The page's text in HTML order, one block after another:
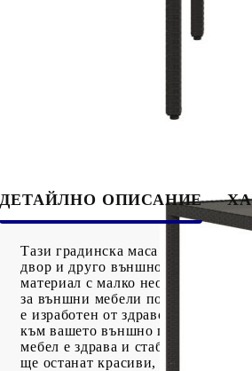
ДЕТАЙЛНО ОПИСАНИЕ
Тази градинска маса със
двор и друго външно
материал с малко необходима
за външни мебели поради своята
е изработен от здраво и
към вашето външно
мебел е здрава и стабилна за
ще останат красиви, ви